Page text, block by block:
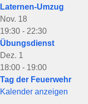
Laternen-Umzug
Nov. 18
19:30 - 22:30
Übungsdienst
Dez. 1
18:00 - 19:00
Tag der Feuerwehr
Kalender anzeigen